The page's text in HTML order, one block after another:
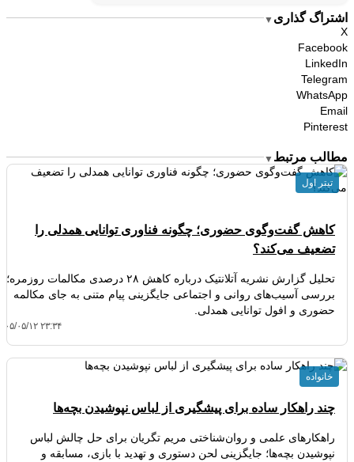
اشتراگ گذاری ▼
X
Facebook
LinkedIn
Telegram
WhatsApp
Email
Pinterest
مطالب مرتبط ▼
کاهش گفت‌وگوی حضوری؛ چگونه فناوری توانایی همدلی را
تضعیف می‌کند؟
تحلیل گزارش نشریه آتلانتیک درباره کاهش ۲۸ درصدی مکالمات روزمره؛
بررسی آسیب‌های روانی و اجتماعی جایگزینی پیام متنی به جای مکالمه
حضوری و افول توانایی همدلی.
۱۴۰۵/۰۵/۱۲
تیتر اول
چند راهکار ساده برای پیشگیری از لباس نپوشیدن بچه‌ها
راهکارهای علمی و روان‌شناختی مریم تگریان برای حل چالش لباس
نپوشیدن بچه‌ها؛ جایگزینی لحن دستوری و تهدید با بازی، مسابقه و
خانواده